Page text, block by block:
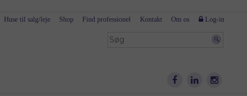
Huse til salg/leje Shop Find professionel Kontakt Om os Log-in